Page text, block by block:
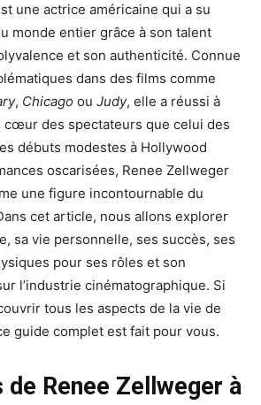
une actrice américaine qui a su
monde entier grâce à son talent
et son authenticité. Connue
dans des films comme
, Chicago ou Judy, elle a réussi à
cœur des spectateurs que celui des
débuts modestes à Hollywood
oscarisées, Renee Zellweger
une figure incontournable du
cet article, nous allons explorer
sa vie personnelle, ses succès, ses
pour ses rôles et son
l’industrie cinématographique. Si
tous les aspects de la vie de
guide complet est fait pour vous.
de Renee Zellweger à